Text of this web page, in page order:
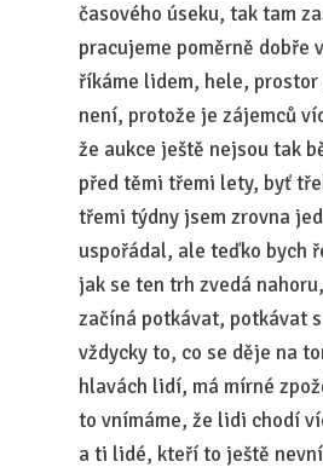
časového úseku, tak tam
pracujeme poměrně dobře
říkáme lidem, hele,
není, protože je zájemců
že aukce ještě nejsou tak
před těmi třemi lety, byť
třemi týdny jsem zrovna
uspořádal, ale teďko bych
jak se ten trh zvedá
začíná potkávat, potkávat
vždycky to, co se děje na
hlavách lidí, má mírné
to vnímáme, že lidi chodí
a ti lidé, kteří to ještě